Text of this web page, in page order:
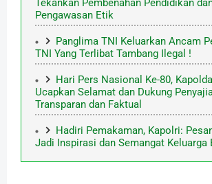
Tekankan Pembenahan Pendidikan
Pengawasan Etik
Panglima TNI Keluarkan Ancam
TNI Yang Terlibat Tambang Ilegal !
Hari Pers Nasional Ke-80,
Ucapkan Selamat dan Dukung
Transparan dan Faktual
Hadiri Pemakaman, Kapolri:
Jadi Inspirasi dan Semangat Keluarga